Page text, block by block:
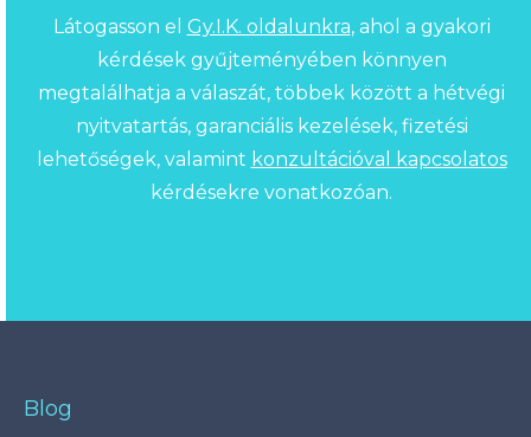
Látogasson el Gy.I.K. oldalunkra, ahol a gyakori
kérdések gyűjteményében könnyen
megtalálhatja a válaszát, többek között a hétvégi
nyitvatartás, garanciális kezelések, fizetési
lehetőségek, valamint konzultációval kapcsolatos
kérdésekre vonatkozóan.
Blog